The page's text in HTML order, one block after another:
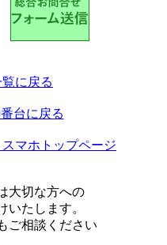
に戻る
台に戻る
マホトップページ
大切な方への
いたします。
ご相談ください